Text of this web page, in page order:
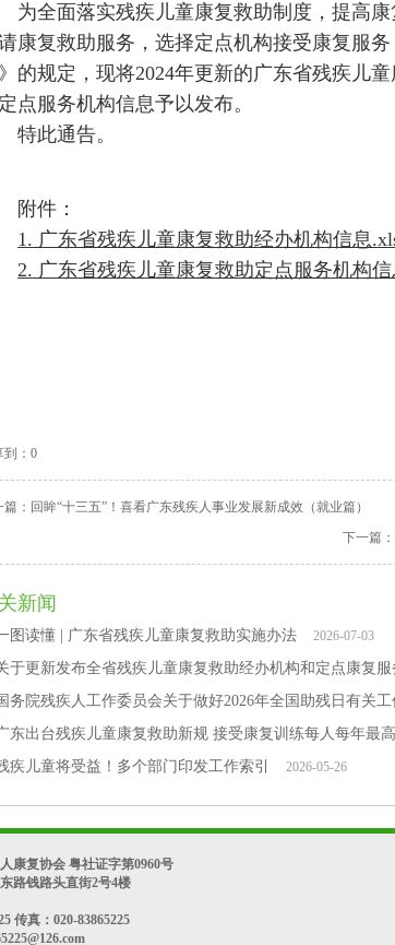
为全面落实残疾儿童康复救助制度，提高
康复救助服务，选择定点机构接受康复服
的规定，现将2024年更新的广东省残疾儿
点服务机构信息予以发布。
特此通告。
附件：
1. 广东省残疾儿童康复救助经办机构信息
2. 广东省残疾儿童康复救助定点服务机构
到：0
： 回眸“十三五”！喜看广东残疾人事业发展新成效（就业篇）
下一篇：
新闻
图读懂 | 广东省残疾儿童康复救助实施办法 2026-07-03
于更新发布全省残疾儿童康复救助经办机构和定点康复
务院残疾人工作委员会关于做好2026年全国助残日有关
东出台残疾儿童康复救助新规 接受康复训练每人每年最
疾儿童将受益！多个部门印发工作索引 2026-05-26
康复协会 粤社证字第0960号
路钱路头直街2号4楼
传真：020-83865225